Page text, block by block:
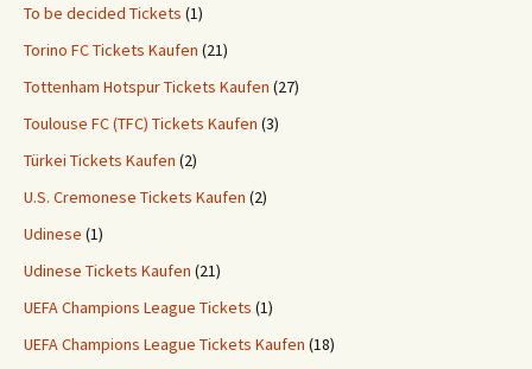
To be decided Tickets (1)
Torino FC Tickets Kaufen (21)
Tottenham Hotspur Tickets Kaufen (27)
Toulouse FC (TFC) Tickets Kaufen (3)
Türkei Tickets Kaufen (2)
U.S. Cremonese Tickets Kaufen (2)
Udinese (1)
Udinese Tickets Kaufen (21)
UEFA Champions League Tickets (1)
UEFA Champions League Tickets Kaufen (18)